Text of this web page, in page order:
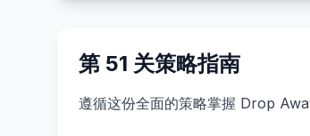
第 51 关策略指南
遵循这份全面的策略掌握 Drop